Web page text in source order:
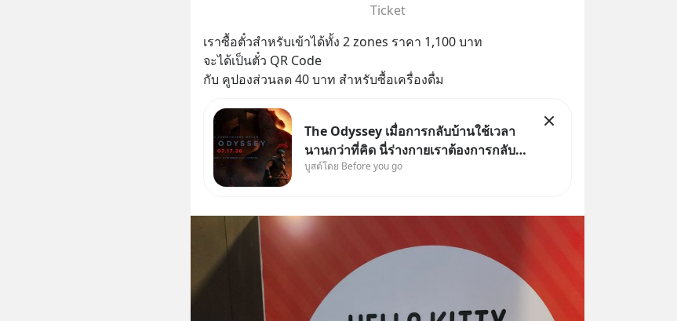
Ticket
เราซื้อตั๋วสำหรับเข้าได้ทั้ง 2 zones ราคา 1,100 บาท
จะได้เป็นตั๋ว QR Code
กับ คูปองส่วนลด 40 บาท สำหรับซื้อเครื่องดื่ม
The Odyssey เมื่อการกลับบ้านใช้เวลา
นานกว่าที่คิด นี่ร่างกายเราต้องการกลับ
บ้านจริงหรือ (SPOILED ALERT!!!) 🔥
บูสต์โดย Before you go